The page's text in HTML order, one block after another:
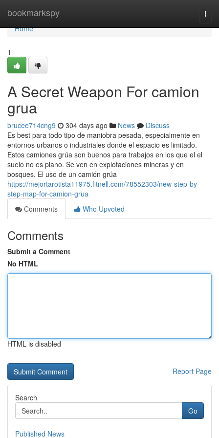
bookmarkspy
Home
Home
1
A Secret Weapon For camion
grua
brucee714cng9 304 days ago News
Discuss
Es best para todo tipo de maniobra pesada, especialmente en
entornos urbanos o industriales donde el espacio es limitado.
Estos camiones grúa son buenos para trabajos en los que el el
suelo no es plano. Se ven en explotaciones mineras y en
bosques. El uso de un camión grúa
https://mejortarotista11975.fitnell.com/78552303/new-step-by-
step-map-for-camion-grua
Comments
Who Upvoted
Comments
Submit a Comment
No HTML
HTML is disabled
Report Page
Search
Go
Published News